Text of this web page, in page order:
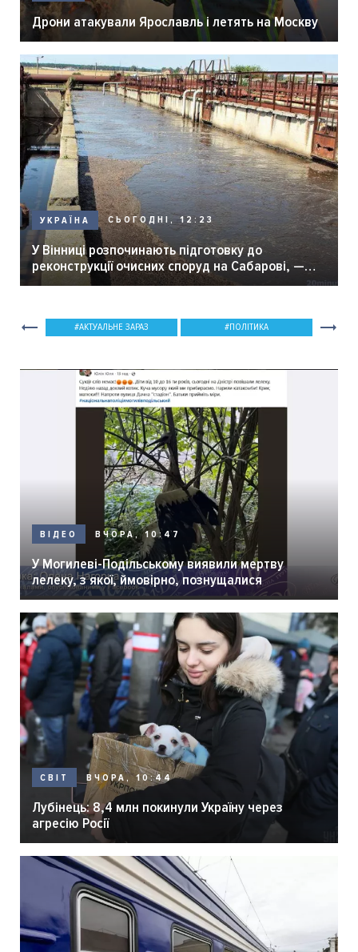
Дрони атакували Ярославль і летять на Москву
УКРАЇНА СЬОГОДНІ, 12:23
У Вінниці розпочинають підготовку до
реконструкції очисних споруд на Сабарові, —
мер Вінниці.
АКТУАЛЬНЕ ЗАРАЗ ПОЛІТИКА
ВІДЕО ВЧОРА, 10:47
У Могилеві-Подільському виявили мертву
лелеку, з якої, ймовірно, познущалися
СВІТ ВЧОРА, 10:44
Лубінець: 8,4 млн покинули Україну через
агресію Росії